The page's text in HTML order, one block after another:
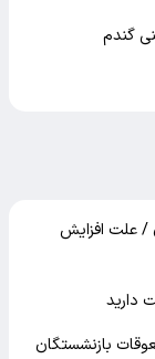
گندم
علت افزایش
دارید
بازنشستگان